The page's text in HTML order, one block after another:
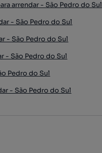
arrendar - São Pedro do Sul
- São Pedro do Sul
- São Pedro do Sul
- São Pedro do Sul
Pedro do Sul
- São Pedro do Sul